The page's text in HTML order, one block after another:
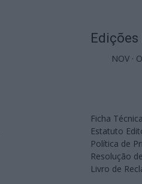
Edições
NOV ·
Ficha Técnica
Estatuto
Política de
Resolução
Livro de